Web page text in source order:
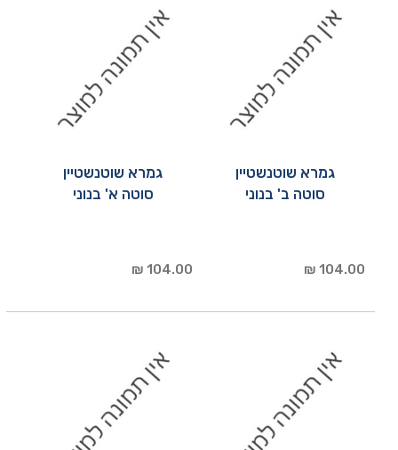
גמרא שוטנשטיין
סוטה ב' בנוני
104.00 ₪
גמרא שוטנשטיין
סוטה א' בנוני
104.00 ₪